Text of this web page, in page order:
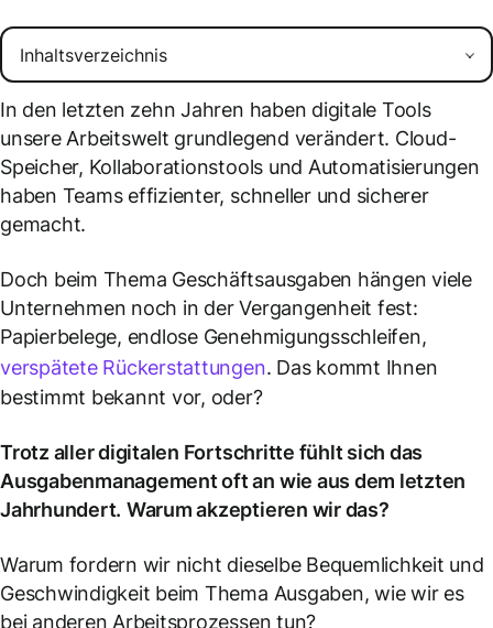
In den letzten zehn Jahren haben digitale Tools
unsere Arbeitswelt grundlegend verändert. Cloud-
Speicher, Kollaborationstools und Automatisierungen
haben Teams effizienter, schneller und sicherer
gemacht.
Doch beim Thema Geschäftsausgaben hängen viele
Unternehmen noch in der Vergangenheit fest:
Papierbelege, endlose Genehmigungsschleifen,
verspätete Rückerstattungen. Das kommt Ihnen
bestimmt bekannt vor, oder?
Trotz aller digitalen Fortschritte fühlt sich das
Ausgabenmanagement oft an wie aus dem letzten
Jahrhundert. Warum akzeptieren wir das?
Warum fordern wir nicht dieselbe Bequemlichkeit und
Geschwindigkeit beim Thema Ausgaben, wie wir es
bei anderen Arbeitsprozessen tun?